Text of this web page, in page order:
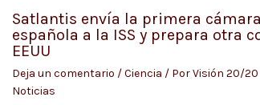
Satlantis envía la primera cámara
española a la ISS y prepara otra
EEUU
Deja un comentario /Ciencia / PorVisión 20/20
Noticias